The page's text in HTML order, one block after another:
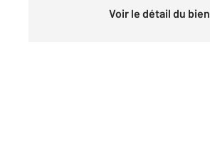
Voir le détail du bien